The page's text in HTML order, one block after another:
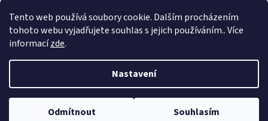
Tento web používá soubory cookie. Dalším procházením
tohoto webu vyjadřujete souhlas s jejich používáním.. Více
informacízde.
Nastavení
Odmítnout Souhlasím
Copyright 2026GP spol. s r.o.. Všechna práva vyhrazena.Upravit